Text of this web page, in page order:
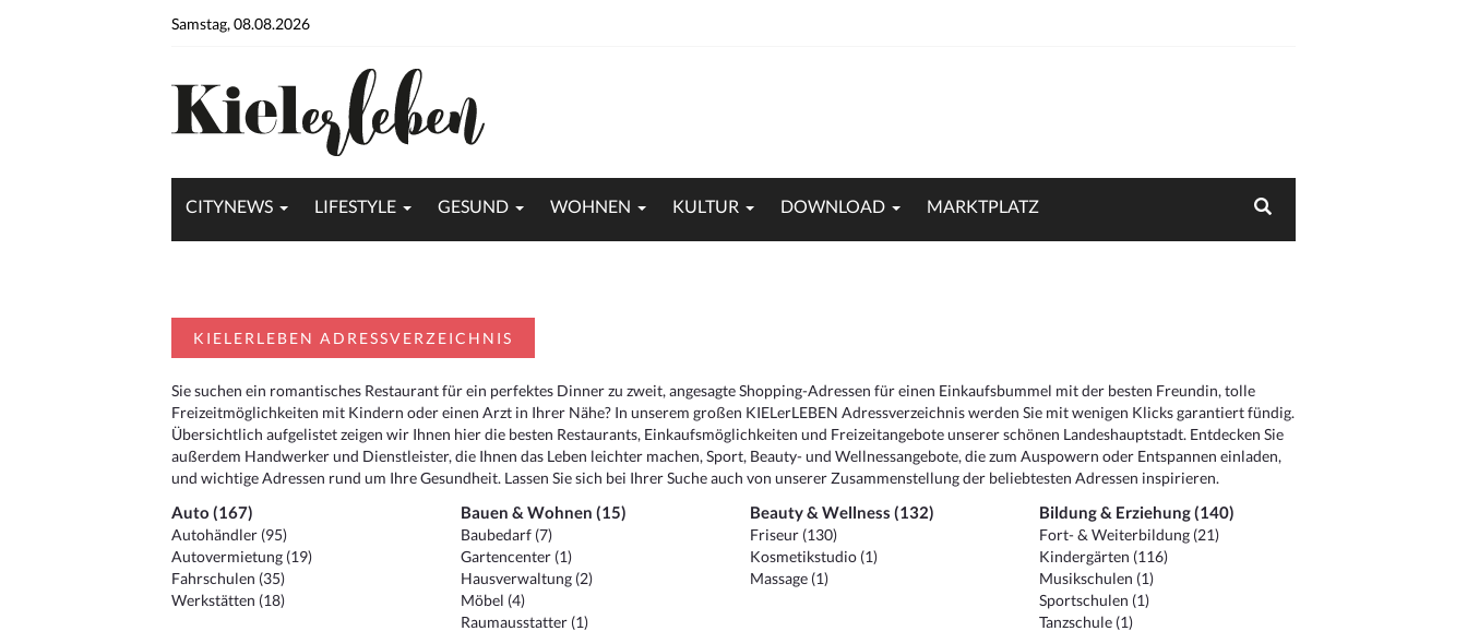
Samstag, 08.08.2026
CITYNEWS LIFESTYLE GESUND WOHNEN KULTUR DOWNLOAD MARKTPLATZ
KIELERLEBEN ADRESSVERZEICHNIS
Sie suchen ein romantisches Restaurant für ein perfektes Dinner zu zweit, angesagte Shopping-Adressen für einen Einkaufsbummel mit der besten Freundin, tolle
Freizeitmöglichkeiten mit Kindern oder einen Arzt in Ihrer Nähe? In unserem großen KIELerLEBEN Adressverzeichnis werden Sie mit wenigen Klicks garantiert fündig.
Übersichtlich aufgelistet zeigen wir Ihnen hier die besten Restaurants, Einkaufsmöglichkeiten und Freizeitangebote unserer schönen Landeshauptstadt. Entdecken Sie
außerdem Handwerker und Dienstleister, die Ihnen das Leben leichter machen, Sport, Beauty- und Wellnessangebote, die zum Auspowern oder Entspannen einladen,
und wichtige Adressen rund um Ihre Gesundheit. Lassen Sie sich bei Ihrer Suche auch von unserer Zusammenstellung der beliebtesten Adressen inspirieren.
Auto (167)
Autohändler (95)
Autovermietung (19)
Fahrschulen (35)
Werkstätten (18)
Bauen & Wohnen (15)
Baubedarf (7)
Gartencenter (1)
Hausverwaltung (2)
Möbel (4)
Raumausstatter (1)
Beauty & Wellness (132)
Friseur (130)
Kosmetikstudio (1)
Massage (1)
Bildung & Erziehung (140)
Fort- & Weiterbildung (21)
Kindergärten (116)
Musikschulen (1)
Sportschulen (1)
Tanzschule (1)